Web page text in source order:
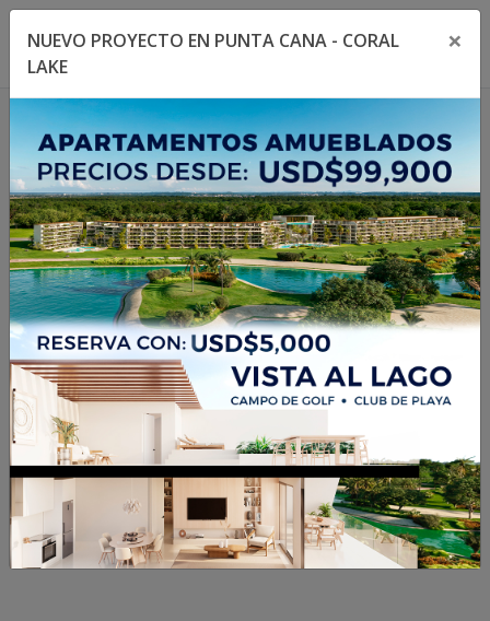
Toggle navigation menu
NUEVO PROYECTO EN PUNTA CANA - CORAL
LAKE
×